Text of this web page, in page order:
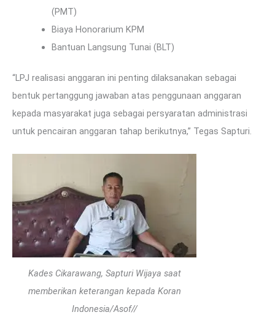
(PMT)
Biaya Honorarium KPM
Bantuan Langsung Tunai (BLT)
“LPJ realisasi anggaran ini penting dilaksanakan sebagai
bentuk pertanggung jawaban atas penggunaan anggaran
kepada masyarakat juga sebagai persyaratan administrasi
untuk pencairan anggaran tahap berikutnya,” Tegas Sapturi.
Kades Cikarawang, Sapturi Wijaya saat
memberikan keterangan kepada Koran
Indonesia/Asof//